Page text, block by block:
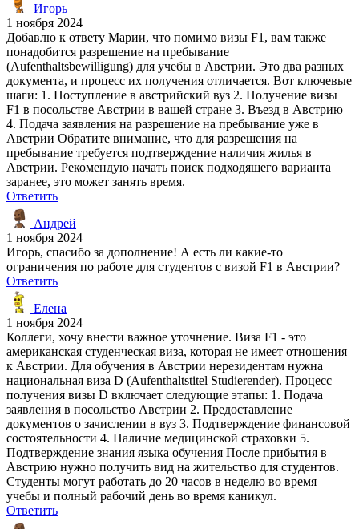
Игорь
1 ноября 2024
Добавлю к ответу Марии, что помимо визы F1, вам также
понадобится разрешение на пребывание
(Aufenthaltsbewilligung) для учебы в Австрии. Это два разных
документа, и процесс их получения отличается. Вот ключевые
шаги: 1. Поступление в австрийский вуз 2. Получение визы
F1 в посольстве Австрии в вашей стране 3. Въезд в Австрию
4. Подача заявления на разрешение на пребывание уже в
Австрии Обратите внимание, что для разрешения на
пребывание требуется подтверждение наличия жилья в
Австрии. Рекомендую начать поиск подходящего варианта
заранее, это может занять время.
Ответить
Андрей
1 ноября 2024
Игорь, спасибо за дополнение! А есть ли какие-то
ограничения по работе для студентов с визой F1 в Австрии?
Ответить
Елена
1 ноября 2024
Коллеги, хочу внести важное уточнение. Виза F1 - это
американская студенческая виза, которая не имеет отношения
к Австрии. Для обучения в Австрии нерезидентам нужна
национальная виза D (Aufenthaltstitel Studierender). Процесс
получения визы D включает следующие этапы: 1. Подача
заявления в посольство Австрии 2. Предоставление
документов о зачислении в вуз 3. Подтверждение финансовой
состоятельности 4. Наличие медицинской страховки 5.
Подтверждение знания языка обучения После прибытия в
Австрию нужно получить вид на жительство для студентов.
Студенты могут работать до 20 часов в неделю во время
учебы и полный рабочий день во время каникул.
Ответить